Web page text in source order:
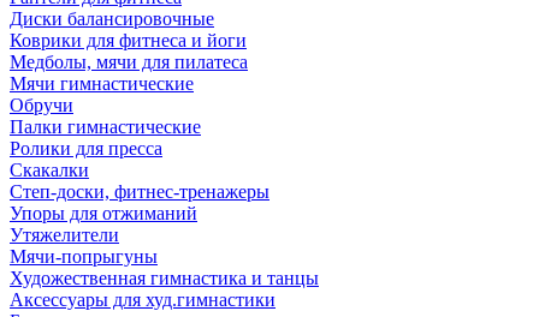
Диски балансировочные
Коврики для фитнеса и йоги
Медболы, мячи для пилатеса
Мячи гимнастические
Обручи
Палки гимнастические
Ролики для пресса
Скакалки
Степ-доски, фитнес-тренажеры
Упоры для отжиманий
Утяжелители
Мячи-попрыгуны
Художественная гимнастика и танцы
Аксессуары для худ.гимнастики